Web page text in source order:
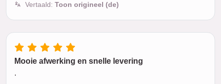
Vertaald: Toon origineel (de)
Mooie afwerking en snelle levering
.